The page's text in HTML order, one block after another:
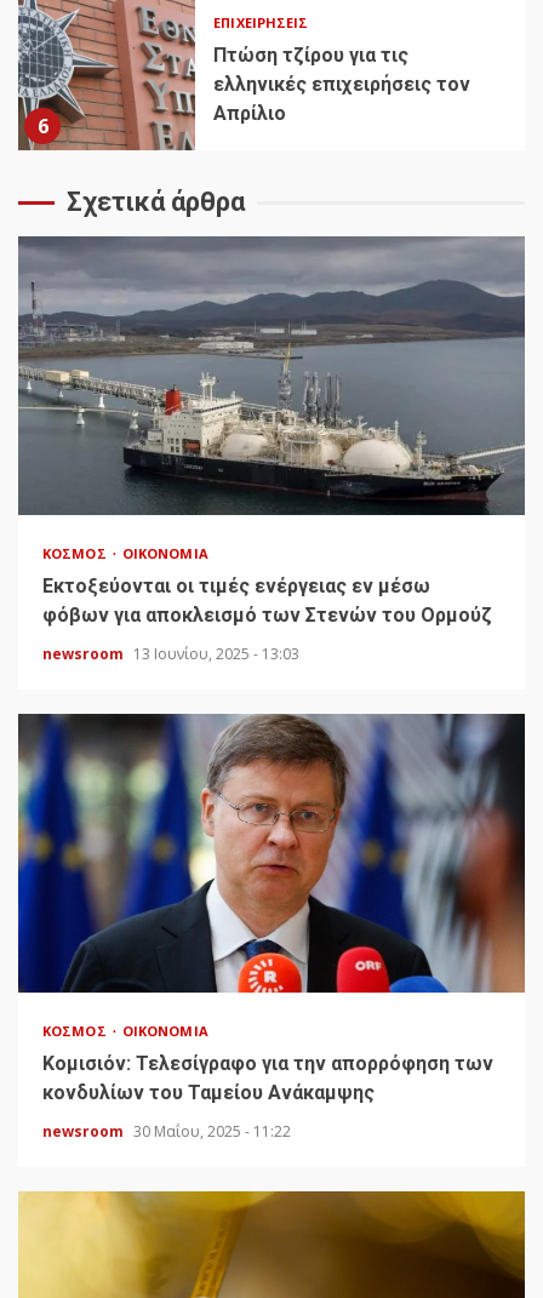
6
ΕΠΙΧΕΙΡΉΣΕΙΣ
Πτώση τζίρου για τις
ελληνικές επιχειρήσεις τον
Απρίλιο
Σχετικά άρθρα
ΚΌΣΜΟΣ ΟΙΚΟΝΟΜΊΑ
Εκτοξεύονται οι τιμές ενέργειας εν μέσω
φόβων για αποκλεισμό των Στενών του Ορμούζ
newsroom 13 Ιουνίου, 2025 - 13:03
ΚΌΣΜΟΣ ΟΙΚΟΝΟΜΊΑ
Κομισιόν: Τελεσίγραφο για την απορρόφηση των
κονδυλίων του Ταμείου Ανάκαμψης
newsroom 30 Μαΐου, 2025 - 11:22